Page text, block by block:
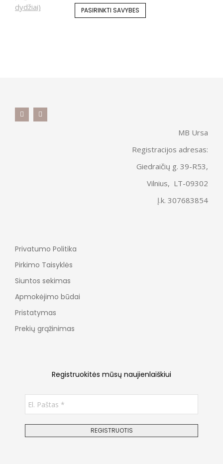
PASIRINKTI SAVYBES
MB Ursa
Registracijos adresas:
Giedraičių g. 39-R53,
Vilnius, LT-09302
Į.k. 307683854
Privatumo Politika
Pirkimo Taisyklės
Siuntos sekimas
Apmokėjimo būdai
Pristatymas
Prekių grąžinimas
Registruokitės mūsų naujienlaiškiui